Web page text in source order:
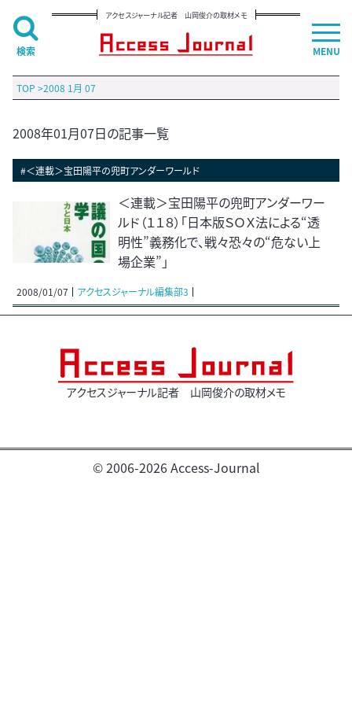
アクセスジャーナル記者 山岡俊介の取材メモ
TOP >2008 1月 07
2008年01月07日の記事一覧
#＜連載＞宝田陽平の兜町アンダーワールド
＜連載＞宝田陽平の兜町アンダーワー
ルド（１１８）「日本版ＳＯＸ法による“透
明性”義務化で、戦々恐々の“危ない上
場企業”」
2008/01/07 アクセスジャーナル編集部3
アクセスジャーナル記者 山岡俊介の取材メモ
© 2006-2026 Access-Journal
MENU
検索